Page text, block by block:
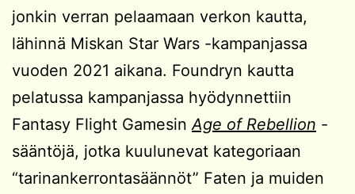
jonkin verran pelaamaan verkon kautta,
lähinnä Miskan Star Wars -kampanjassa
vuoden 2021 aikana. Foundryn kautta
pelatussa kampanjassa hyödynnettiin
Fantasy Flight Gamesin Age of Rebellion -
sääntöjä, jotka kuulunevat kategoriaan
“tarinankerrontasäännöt” Faten ja muiden